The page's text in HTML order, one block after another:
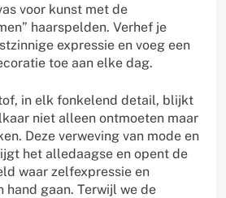
voor kunst met de
haarspelden. Verhef je
expressie en voeg een
toe aan elke dag.
in elk fonkelend detail, blijkt
niet alleen ontmoeten maar
Deze verweving van mode en
het alledaagse en opent de
waar zelfexpressie en
hand gaan. Terwijl we de